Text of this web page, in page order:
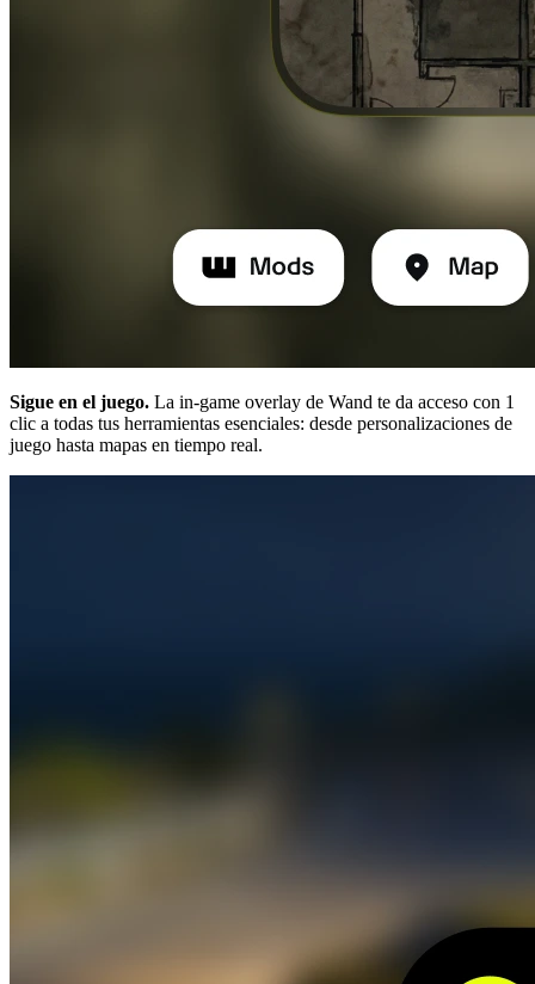
Sigue en el juego. La in-game overlay de Wand te da acceso con 1
clic a todas tus herramientas esenciales: desde personalizaciones de
juego hasta mapas en tiempo real.